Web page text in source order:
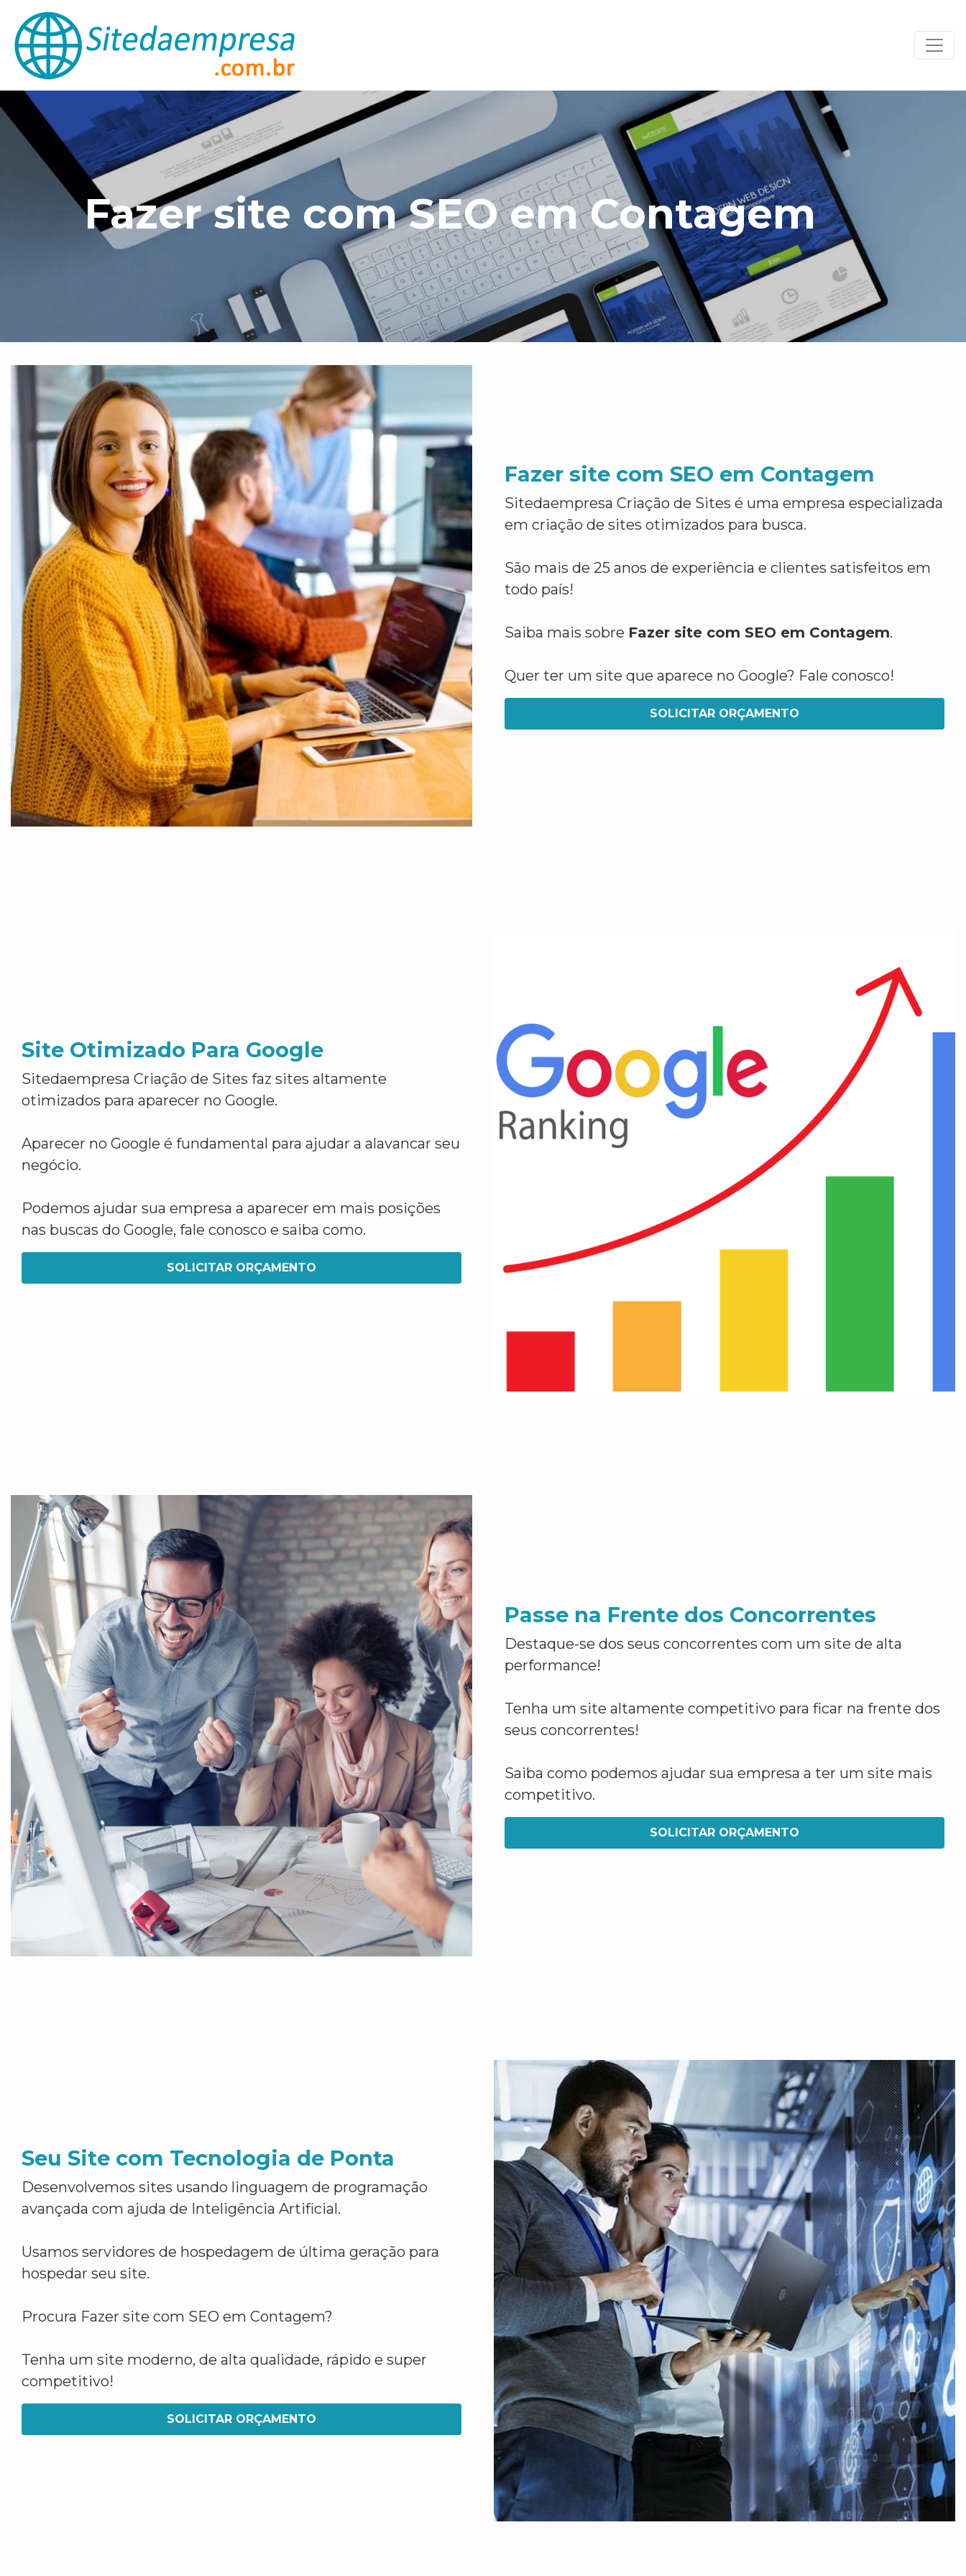
Fazer site com SEO em Contagem
Fazer site com SEO em Contagem
Sitedaempresa Criação de Sites é uma empresa especializada
em criação de sites otimizados para busca.
São mais de 25 anos de experiência e clientes satisfeitos em
todo país!
Saiba mais sobre Fazer site com SEO em Contagem.
Quer ter um site que aparece no Google? Fale conosco!
SOLICITAR ORÇAMENTO
Site Otimizado Para Google
Sitedaempresa Criação de Sites faz sites altamente
otimizados para aparecer no Google.
Aparecer no Google é fundamental para ajudar a alavancar seu
negócio.
Podemos ajudar sua empresa a aparecer em mais posições
nas buscas do Google, fale conosco e saiba como.
SOLICITAR ORÇAMENTO
Passe na Frente dos Concorrentes
Destaque-se dos seus concorrentes com um site de alta
performance!
Tenha um site altamente competitivo para ficar na frente dos
seus concorrentes!
Saiba como podemos ajudar sua empresa a ter um site mais
competitivo.
SOLICITAR ORÇAMENTO
Seu Site com Tecnologia de Ponta
Desenvolvemos sites usando linguagem de programação
avançada com ajuda de Inteligência Artificial.
Usamos servidores de hospedagem de última geração para
hospedar seu site.
Procura Fazer site com SEO em Contagem?
Tenha um site moderno, de alta qualidade, rápido e super
competitivo!
SOLICITAR ORÇAMENTO